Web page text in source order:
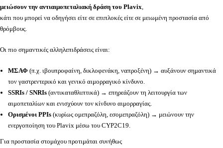
μειώσουν την αντιαιμοπεταλιακή δράση του Plavix,
κάτι που μπορεί να οδηγήσει είτε σε επιπλοκές είτε σε μειωμένη προστασία από
θρόμβους.
Οι πιο σημαντικές αλληλεπιδράσεις είναι:
ΜΣΑΦ(π.χ. ιβουπροφαίνη, δικλοφενάκη, ναπροξένη) → αυξάνουν σημαντικά
τον γαστρεντερικό και γενικό αιμορραγικό κίνδυνο.
SSRIs / SNRIs(αντικαταθλιπτικά) → επηρεάζουν τη λειτουργία των
αιμοπεταλίων και ενισχύουν τον κίνδυνο αιμορραγίας.
Ορισμένοι PPIs(κυρίως ομεπραζόλη, εσομεπραζόλη) → μειώνουν την
ενεργοποίηση του Plavix μέσω του CYP2C19.
Για προστασία στομάχου προτιμάται συνήθως